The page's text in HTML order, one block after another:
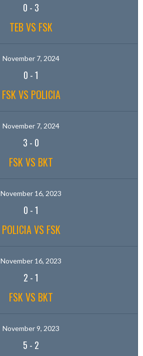
0 - 3
TEB VS FSK
November 7, 2024
0 -1
FSK VS POLICIA
November 7, 2024
3 - 0
FSK VS BKT
November 16, 2023
0 -1
POLICIA VS FSK
November 16, 2023
2 -1
FSK VS BKT
November 9, 2023
5 - 2